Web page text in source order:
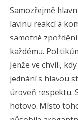
Samozřejmě
lavinu reakcí a
samotné
každému.
Jenže ve chvíli,
jednání s hlavou
úroveň respektu.
hotovo. Místo